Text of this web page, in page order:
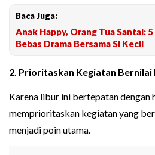
Baca Juga:
Anak Happy, Orang Tua Santai:
Bebas Drama Bersama Si Kecil
2. Prioritaskan Kegiatan Bernilai
Karena libur ini bertepatan dengan
memprioritaskan kegiatan yang
menjadi poin utama.